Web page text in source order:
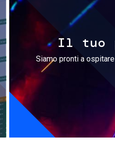
Il tuo
Siamo pronti a